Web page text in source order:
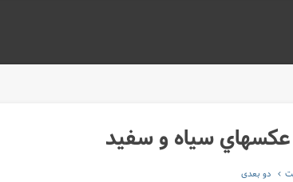
سياه و سفيد
دو بعدی